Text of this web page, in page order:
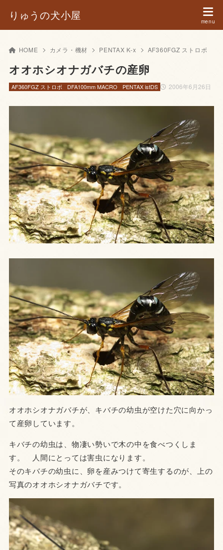
りゅうの犬小屋
HOME カメラ・機材 PENTAX K-x AF360FGZ ストロボ
オオホシオナガバチの産卵
2006年6月26日
AF360FGZ ストロボ DFA100mm MACRO PENTAX istDS
オオホシオナガバチが、キバチの幼虫が空けた穴に向かっ
て産卵しています。
キバチの幼虫は、物凄い勢いで木の中を食べつくしま
す。 人間にとっては害虫になります。
そのキバチの幼虫に、卵を産みつけて寄生するのが、上の
写真のオオホシオナガバチです。